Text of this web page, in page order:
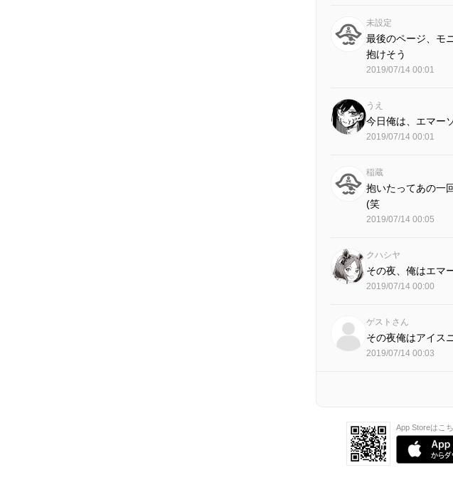
未設定
最後のページ、モ
抱けそう
2019/07/14 00:01
うえ
今日俺は、エマー
2019/07/14 00:01
稲蔵
抱いたってあの一
(笑
2019/07/14 00:05
クハシヤ
その夜、俺はエマ
2019/07/14 00:00
ゲストさん
その夜俺はアイス
2019/07/14 00:03
App Storeはこ